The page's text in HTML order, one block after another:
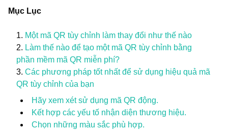
Mục Lục
Một mã QR tùy chỉnh làm thay đổi như thế nào
Làm thế nào để tạo một mã QR tùy chỉnh bằng
phần mềm mã QR miễn phí?
Các phương pháp tốt nhất để sử dụng hiệu quả mã
QR tùy chỉnh của bạn
Hãy xem xét sử dụng mã QR động.
Kết hợp các yếu tố nhận diện thương hiệu.
Chọn những màu sắc phù hợp.